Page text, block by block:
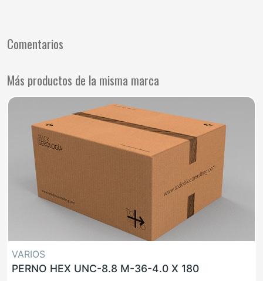
Comentarios
Más productos de la misma marca
VARIOS
PERNO HEX UNC-8.8 M-36-4.0 X 180